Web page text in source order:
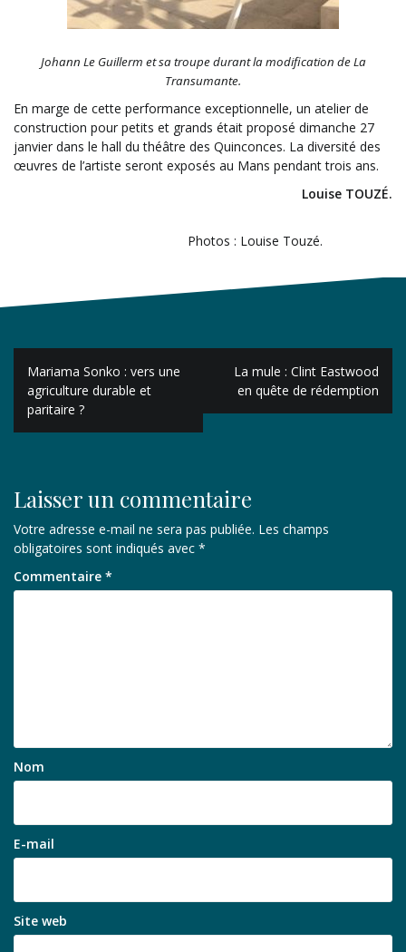
Johann Le Guillerm et sa troupe durant la modification de La
Transumante.
En marge de cette performance exceptionnelle, un atelier de
construction pour petits et grands était proposé dimanche 27
janvier dans le hall du théâtre des Quinconces. La diversité des
œuvres de l’artiste seront exposés au Mans pendant trois ans.
Louise TOUZÉ.
Photos : Louise Touzé.
Navigation
de
l’article
Mariama Sonko : vers une
agriculture durable et
paritaire ?
La mule : Clint Eastwood
en quête de rédemption
Laisser un commentaire
Votre adresse e-mail ne sera pas publiée. Les champs
obligatoires sont indiqués avec *
Commentaire *
Nom
E-mail
Site web